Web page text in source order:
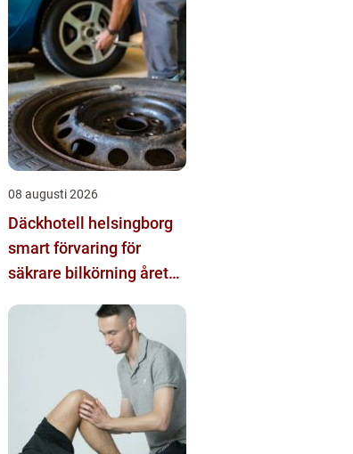
08 augusti 2026
Däckhotell helsingborg
smart förvaring för
säkrare bilkörning året